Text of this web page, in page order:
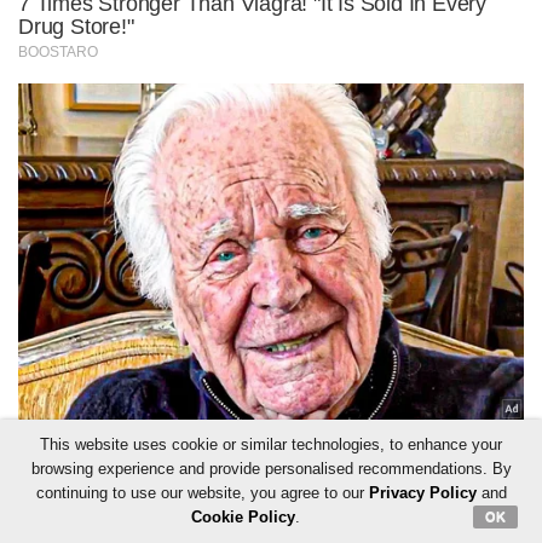
This website uses cookie or similar technologies, to enhance your
browsing experience and provide personalised recommendations. By
continuing to use our website, you agree to our Privacy Policyand
Cookie Policy. OK